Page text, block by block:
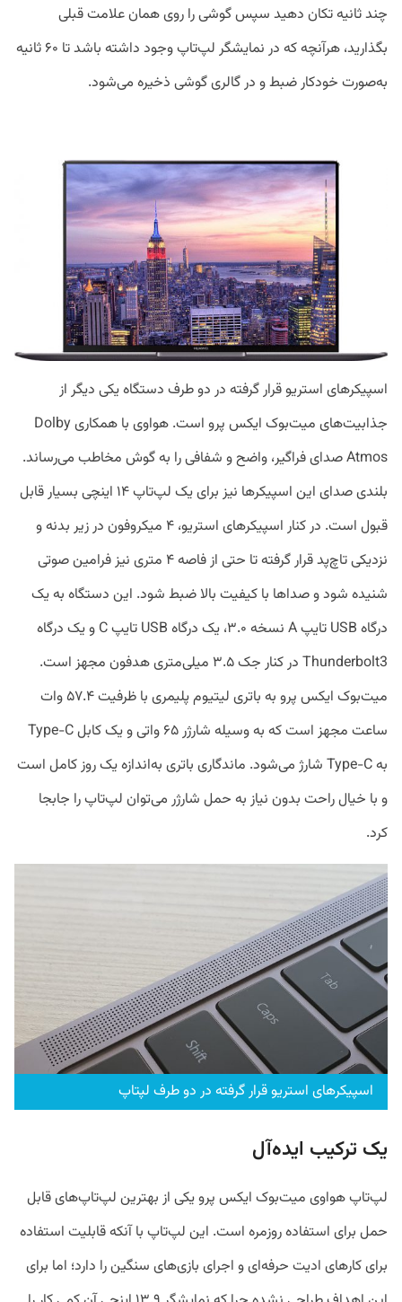
چند ثانیه تکان دهید سپس گوشی را روی همان علامت قبلی
بگذارید، هرآنچه که در نمایشگر لپ‌تاپ وجود داشته باشد تا ۶۰ ثانیه
به‌صورت خودکار ضبط و در گالری گوشی ذخیره می‌شود.
اسپیکر‌های استریو قرار گرفته در دو طرف دستگاه یکی دیگر از
جذابیت‌های میت‌بوک ایکس پرو است. هواوی با همکاری Dolby
Atmos صدای فراگیر، واضح و شفافی را به گوش مخاطب می‌رساند.
بلندی صدای این اسپیکر‌ها نیز برای یک لپ‌تاپ ۱۴ اینچی بسیار قابل
قبول است. در کنار اسپیکر‌های استریو، ۴ میکروفون در زیر بدنه و
نزدیکی تاچ‌پد قرار گرفته تا حتی از فاصه ۴ متری نیز فرامین صوتی
شنیده شود و صداها با کیفیت بالا ضبط شود. این دستگاه به یک
درگاه USB تایپ A نسخه ۳.۰، یک درگاه USB تایپ C و یک درگاه
Thunderbolt3 در کنار جک ۳.۵ میلی‌متری هدفون مجهز است.
میت‌بوک ایکس پرو به باتری لیتیوم پلیمری با ظرفیت ۵۷.۴ وات
ساعت مجهز است که به وسیله شارژر ۶۵ واتی و یک کابل Type-C
به Type-C شارژ می‌شود. ماندگاری باتری به‌اندازه یک روز کامل است
و با خیال راحت بدون نیاز به حمل شارژر می‌توان لپ‌تاپ را جابجا
کرد.
اسپیکر‌های استریو قرار گرفته در دو طرف لپتاپ
یک ترکیب ایده‌آل
لپ‌تاپ هواوی میت‌بوک ایکس پرو یکی از بهترین لپ‌تاپ‌های قابل
حمل برای استفاده روزمره است. این لپ‌تاپ با آنکه قابلیت استفاده
برای کارهای ادیت حرفه‌ای و اجرای بازی‌های سنگین را دارد؛ اما برای